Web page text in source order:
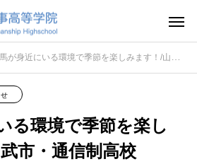
馬が身近にいる環境で季節を楽しみます！/山武市・通信制高校
る環境で季節を楽し
市・通信制高校